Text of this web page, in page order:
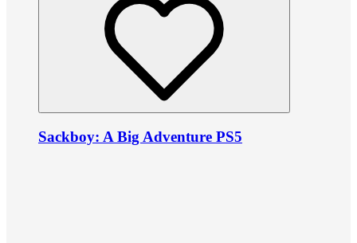
Sackboy: A Big Adventure PS5